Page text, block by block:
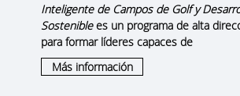
Inteligente de Campos de Golf y
Sosteniblees un programa de alta
para formar líderes capaces de
Más información